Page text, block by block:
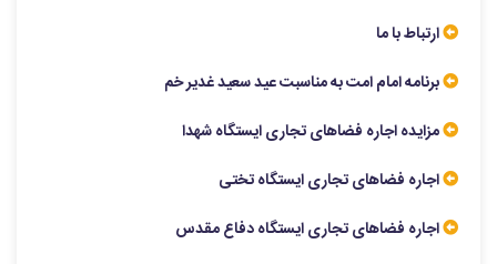
ارتباط با ما
برنامه امام امت به مناسبت عید سعید غدیر خم
مزایده اجاره فضاهای تجاری ایستگاه شهدا
اجاره فضاهای تجاری ایستگاه تختی
اجاره فضاهای تجاری ایستگاه دفاع مقدس